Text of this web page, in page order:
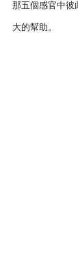
那五個感官中彼
大的幫助。